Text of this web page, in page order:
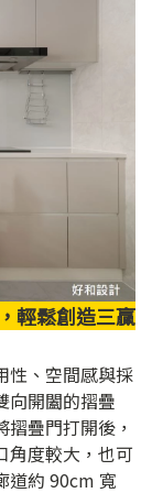
輕鬆創造三贏
性、空間感與採
向開闔的摺疊
疊門打開後，
角度較大，也可
道約 90cm 寬